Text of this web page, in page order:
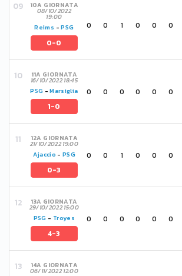
10A GIORNATA
08/10/2022
19:00
Reims -PSG
0-0
0 0 1 0 0 0
11A GIORNATA
16/10/2022 18:45
PSG -Marsiglia
1-0
0 0 0 0 0 0
12A GIORNATA
21/10/2022 19:00
Ajaccio -PSG
0-3
0 0 1 0 0 0
13A GIORNATA
29/10/2022 15:00
PSG - Troyes
4-3
0 0 0 0 0 0
14A GIORNATA
06/11/2022 12:00